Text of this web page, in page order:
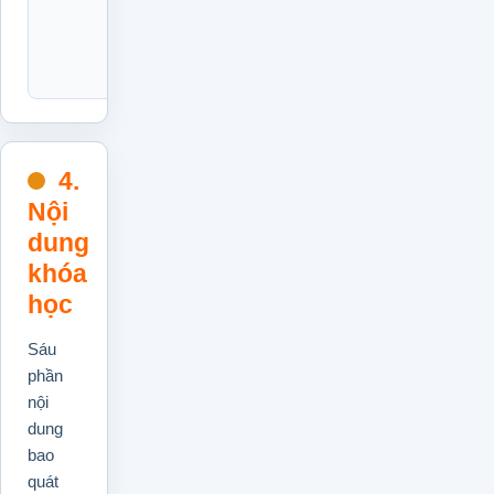
4.
Nội
dung
khóa
học
Sáu
phần
nội
dung
bao
quát